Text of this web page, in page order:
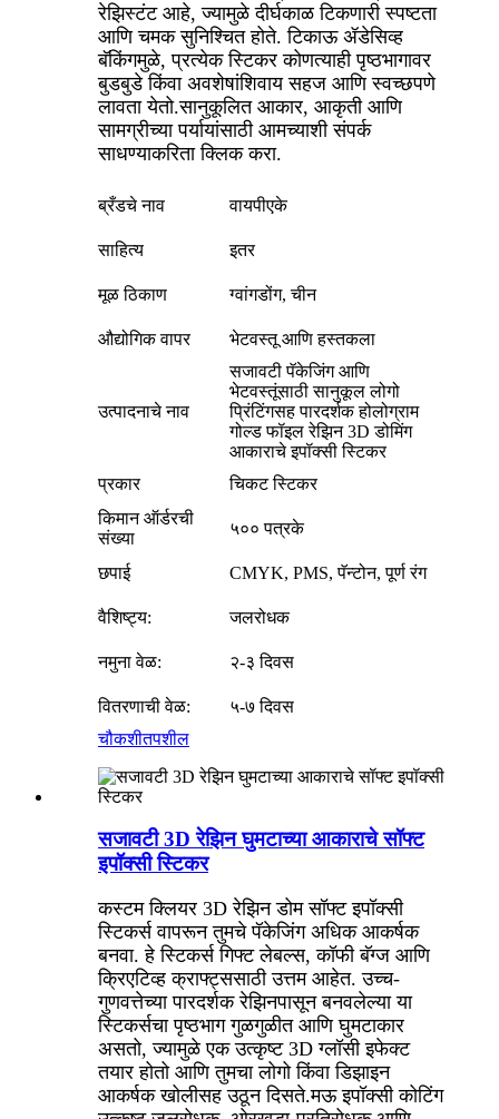
रेझिस्टंट आहे, ज्यामुळे दीर्घकाळ टिकणारी स्पष्टता
आणि चमक सुनिश्चित होते. टिकाऊ ॲडेसिव्ह
बॅकिंगमुळे, प्रत्येक स्टिकर कोणत्याही पृष्ठभागावर
बुडबुडे किंवा अवशेषांशिवाय सहज आणि स्वच्छपणे
लावता येतो.सानुकूलित आकार, आकृती आणि
सामग्रीच्या पर्यायांसाठी आमच्याशी संपर्क
साधण्याकरिता क्लिक करा.
ब्रँडचे नाव वायपीएके
साहित्य इतर
मूळ ठिकाण ग्वांगडोंग, चीन
औद्योगिक वापर भेटवस्तू आणि हस्तकला
उत्पादनाचे नाव
सजावटी पॅकेजिंग आणि
भेटवस्तूंसाठी सानुकूल लोगो
प्रिंटिंगसह पारदर्शक होलोग्राम
गोल्ड फॉइल रेझिन 3D डोमिंग
आकाराचे इपॉक्सी स्टिकर
प्रकार
चिकट स्टिकर
किमान ऑर्डरची
संख्या
५०० पत्रके
छपाई CMYK, PMS, पॅन्टोन, पूर्ण रंग
वैशिष्ट्य: जलरोधक
नमुना वेळ: २-३ दिवस
वितरणाची वेळ:
५-७ दिवस
चौकशीतपशील
सजावटी 3D रेझिन घुमटाच्या आकाराचे सॉफ्ट
इपॉक्सी स्टिकर
कस्टम क्लियर 3D रेझिन डोम सॉफ्ट इपॉक्सी
स्टिकर्स वापरून तुमचे पॅकेजिंग अधिक आकर्षक
बनवा. हे स्टिकर्स गिफ्ट लेबल्स, कॉफी बॅग्ज आणि
क्रिएटिव्ह क्राफ्ट्ससाठी उत्तम आहेत. उच्च-
गुणवत्तेच्या पारदर्शक रेझिनपासून बनवलेल्या या
स्टिकर्सचा पृष्ठभाग गुळगुळीत आणि घुमटाकार
असतो, ज्यामुळे एक उत्कृष्ट 3D ग्लॉसी इफेक्ट
तयार होतो आणि तुमचा लोगो किंवा डिझाइन
आकर्षक खोलीसह उठून दिसते.मऊ इपॉक्सी कोटिंग